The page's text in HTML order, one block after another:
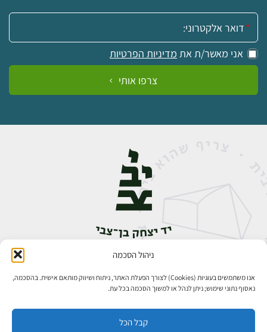
ניהול הסכמה
אנו משתמשים בעוגיות (Cookies) לצורך הפעלת האתר, ניתוח ושיווק מותאם אישית. בהסכמה,
נאסוף נתוני שימוש; ניתן לנהל או למשוך הסכמה בכל עת.
קבל הכל
אימייל:
אני מאשר/ת את מדיניות הפרטיות
צרפו אותי
אבן גבירול 14, רחביה, ירושלים